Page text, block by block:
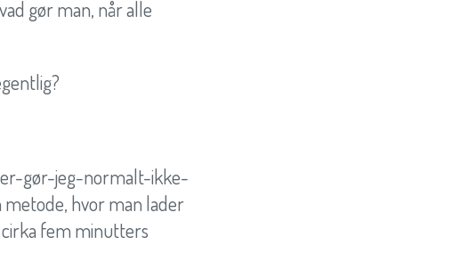
gør man, når alle
gør-jeg-normalt-ikke-
metode, hvor man lader
fem minutters